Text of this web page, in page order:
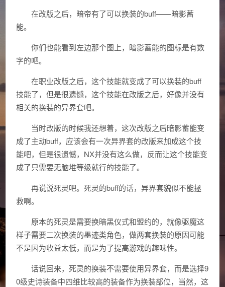
在改版之后，暗帝有了可以换装的buff——暗影蓄
能。
你们也能看到左边那个图上，暗影蓄能的图标是有数
字的吧。
在职业改版之后，这个技能就变成了可以换装的buff
技能了，但是很遗憾，这个技能在改版之后，好像并没有
相关的换装的异界套吧。
当时改版的时候我还想着，这次改版之后暗影蓄能变
成了主动buff，应该会有一次异界套的改版来加成这个技
能吧，但是很遗憾，NX并没有这么做，反而让这个技能变
成了只需要无脑堆等级就行的技能了。
再说说死灵吧。死灵的buff的话，异界套貌似不能拯
救啊。
原本的死灵是需要换暗黑仪式和盟约的，就像驱魔这
样子需要二次换装的墨迹类角色，做两套换装的原因可能
不是因为收益太低，而是为了提高游戏的趣味性。
话说回来，死灵的换装不需要使用异界套，而是选择9
0级史诗装备中四维比较高的装备作为换装部位，当然，这